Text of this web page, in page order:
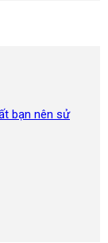
bạn nên sử